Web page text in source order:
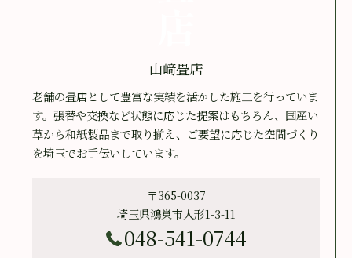
山﨑畳店
老舗の畳店として豊富な実績を活かした施工を行っていま
す。張替や交換など状態に応じた提案はもちろん、国産い
草から和紙製品まで取り揃え、ご要望に応じた空間づくり
を埼玉でお手伝いしています。
〒365-0037
埼玉県鴻巣市人形1-3-11
048-541-0744